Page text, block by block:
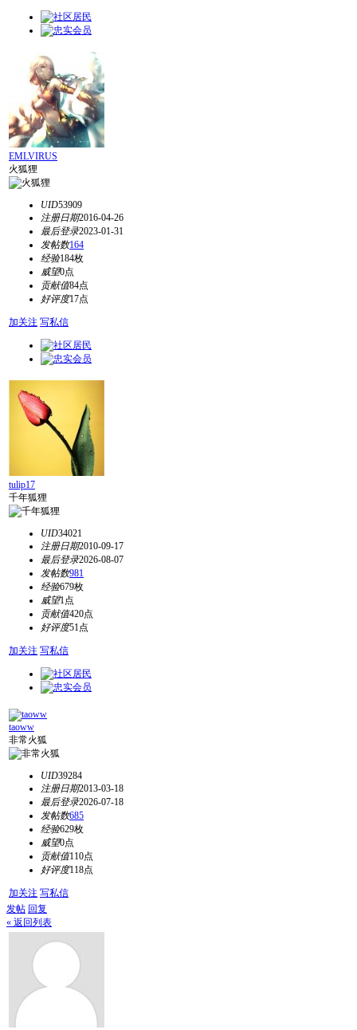
EMLVIRUS
火狐狸
UID53909
注册日期2016-04-26
最后登录2023-01-31
发帖数164
经验184枚
威望0点
贡献值84点
好评度17点
加关注 写私信
tulip17
千年狐狸
UID34021
注册日期2010-09-17
最后登录2026-08-07
发帖数981
经验679枚
威望1点
贡献值420点
好评度51点
加关注 写私信
taoww
非常火狐
UID39284
注册日期2013-03-18
最后登录2026-07-18
发帖数685
经验629枚
威望0点
贡献值110点
好评度118点
加关注 写私信
发帖 回复
« 返回列表